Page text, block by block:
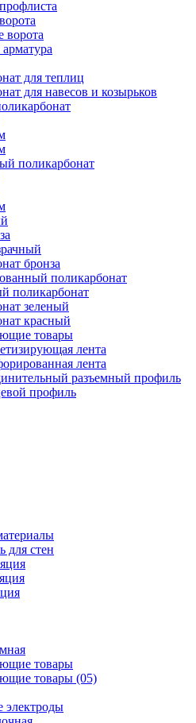
ворота
для теплиц
для навесов и козырьков
поликарбонат
бронза
поликарбонат
поликарбонат
зеленый
красный
товары
лента
лента
разъемный профиль
профиль
для стен
товары
товары (05)
электроды